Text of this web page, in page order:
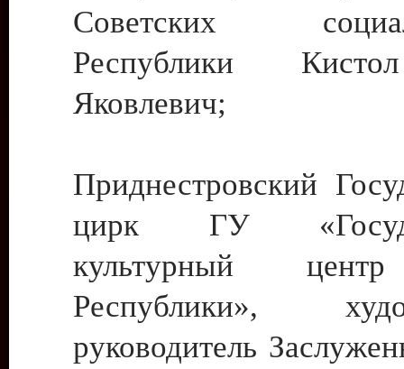
Советских
Республики
Яковлевич;
Приднестровский
цирк ГУ
культурный
Республики»,
руководитель